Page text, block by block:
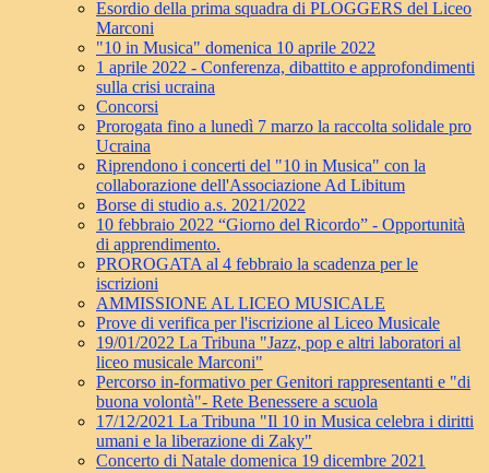
Esordio della prima squadra di PLOGGERS del Liceo
Marconi
"10 in Musica" domenica 10 aprile 2022
1 aprile 2022 - Conferenza, dibattito e approfondimenti
sulla crisi ucraina
Concorsi
Prorogata fino a lunedì 7 marzo la raccolta solidale pro
Ucraina
Riprendono i concerti del "10 in Musica" con la
collaborazione dell'Associazione Ad Libitum
Borse di studio a.s. 2021/2022
10 febbraio 2022 “Giorno del Ricordo” - Opportunità
di apprendimento.
PROROGATA al 4 febbraio la scadenza per le
iscrizioni
AMMISSIONE AL LICEO MUSICALE
Prove di verifica per l'iscrizione al Liceo Musicale
19/01/2022 La Tribuna "Jazz, pop e altri laboratori al
liceo musicale Marconi"
Percorso in-formativo per Genitori rappresentanti e "di
buona volontà"- Rete Benessere a scuola
17/12/2021 La Tribuna "Il 10 in Musica celebra i diritti
umani e la liberazione di Zaky"
Concerto di Natale domenica 19 dicembre 2021